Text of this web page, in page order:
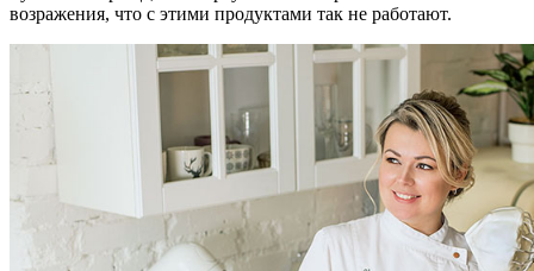
возражения, что с этими продуктами так не работают.